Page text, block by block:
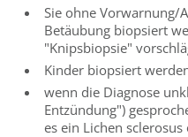
Sie ohne Vorwarnung/
Betäubung biopsiert
"Knipsbiopsie"
Kinder biopsiert
wenn die Diagnose
Entzündung")
es ein Lichen